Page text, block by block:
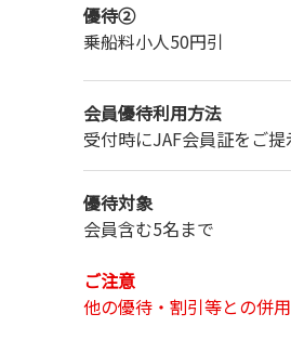
優待②
乗船料小人50円引
会員優待利用方法
受付時にJAF会員証をご提
優待対象
会員含む5名まで
ご注意
他の優待・割引等との併